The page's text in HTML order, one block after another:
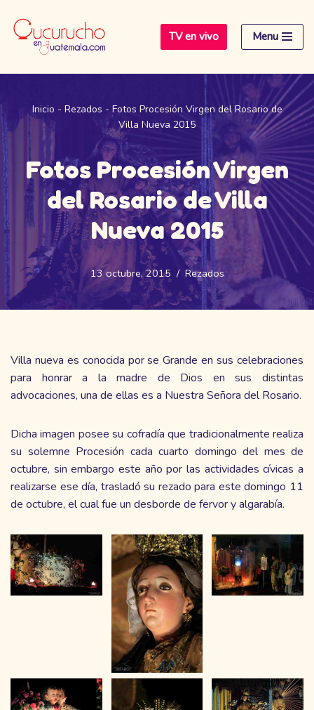
Saltar
contenido
TV en vivo Menu
Inicio - Rezados - Fotos Procesión Virgen del Rosario de
Villa Nueva 2015
Fotos Procesión Virgen
del Rosario de Villa
Nueva 2015
13 octubre, 2015 Rezados
Villa nueva es conocida por se Grande en sus celebraciones
para honrar a la madre de Dios en sus distintas
advocaciones, una de ellas es a Nuestra Señora del Rosario.
Dicha imagen posee su cofradía que tradicionalmente realiza
su solemne Procesión cada cuarto domingo del mes de
octubre, sin embargo este año por las actividades cívicas a
realizarse ese día, trasladó su rezado para este domingo 11
de octubre, el cual fue un desborde de fervor y algarabía.